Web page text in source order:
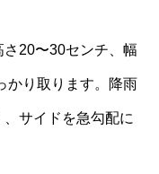
20〜30センチ、幅
かり取ります。降雨
サイドを急勾配に